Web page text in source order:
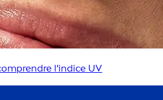
l'indice UV